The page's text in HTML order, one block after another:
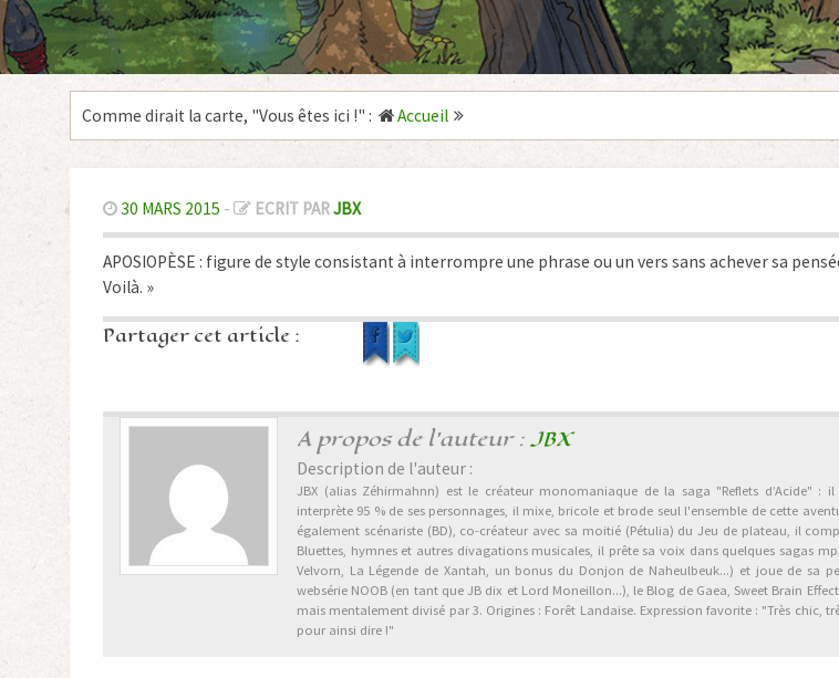
Comme dirait la carte, "Vous êtes ici !" : Accueil
30 MARS 2015 - ECRIT PARJBX
APOSIOPÈSE : figure de style consistant à interrompre une phrase ou un vers sans achever sa
Voilà. »
Partager cet article :
A propos de l'auteur :JBX
Description de l'auteur :
JBX (alias Zéhirmahnn) est le créateur monomaniaque de la saga "Reflets d’Acide" : il
interprète 95 % de ses personnages, il mixe, bricole et brode seul l'ensemble de cette
également scénariste (BD), co-créateur avec sa moitié (Pétulia) du Jeu de plateau, il
Bluettes, hymnes et autres divagations musicales, il prête sa voix dans quelques sagas
Velvorn, La Légende de Xantah, un bonus du Donjon de Naheulbeuk...) et joue de sa
websérie NOOB (en tant que JB dix et Lord Moneillon...), le Blog de Gaea, Sweet Brain
mais mentalement divisé par 3. Origines : Forêt Landaise. Expression favorite : "Très chic,
pour ainsi dire !"